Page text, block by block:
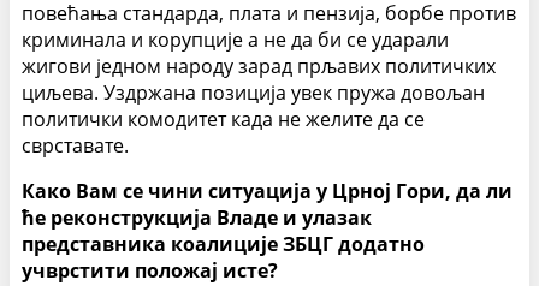
повећања стандарда, плата и пензија, борбе против
криминала и корупције а не да би се ударали
жигови једном народу зарад прљавих политичких
циљева. Уздржана позиција увек пружа довољан
политички комодитет када не желите да се
сврставате.
Како Вам се чини ситуација у Црној Гори, да ли
ће реконструкција Владе и улазак
представника коалиције ЗБЦГ додатно
учврстити положај исте?